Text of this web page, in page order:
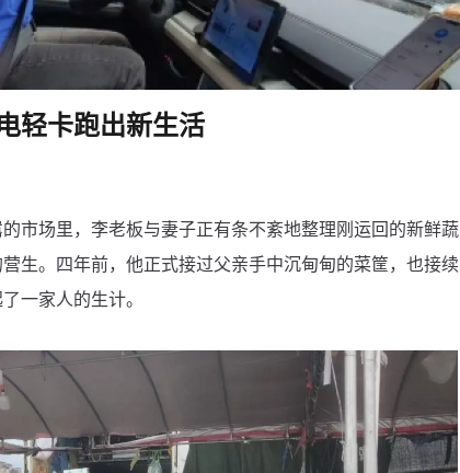
轻卡跑出新生活
市场里，李老板与妻子正有条不紊地整理刚运回的新鲜蔬
生。四年前，他正式接过父亲手中沉甸甸的菜筐，也接续
一家人的生计。